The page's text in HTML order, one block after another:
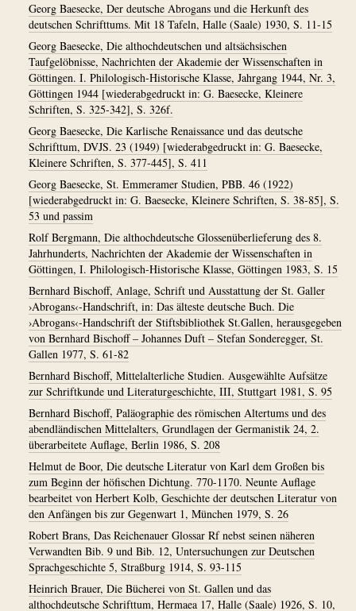
Georg Baesecke, Der deutsche Abrogans und die Herkunft des
deutschen Schrifttums. Mit 18 Tafeln, Halle (Saale) 1930, S. 11-15
Georg Baesecke, Die althochdeutschen und altsächsischen
Taufgelöbnisse, Nachrichten der Akademie der Wissenschaften in
Göttingen. I. Philologisch-Historische Klasse, Jahrgang 1944, Nr. 3,
Göttingen 1944 [wiederabgedruckt in: G. Baesecke, Kleinere
Schriften, S. 325-342], S. 326f.
Georg Baesecke, Die Karlische Renaissance und das deutsche
Schrifttum, DVJS. 23 (1949) [wiederabgedruckt in: G. Baesecke,
Kleinere Schriften, S. 377-445], S. 411
Georg Baesecke, St. Emmeramer Studien, PBB. 46 (1922)
[wiederabgedruckt in: G. Baesecke, Kleinere Schriften, S. 38-85], S.
53 und passim
Rolf Bergmann, Die althochdeutsche Glossenüberlieferung des 8.
Jahrhunderts, Nachrichten der Akademie der Wissenschaften in
Göttingen, I. Philologisch-Historische Klasse, Göttingen 1983, S. 15
Bernhard Bischoff, Anlage, Schrift und Ausstattung der St. Galler
›Abrogans‹-Handschrift, in: Das älteste deutsche Buch. Die
›Abrogans‹-Handschrift der Stiftsbibliothek St.Gallen, herausgegeben
von Bernhard Bischoff – Johannes Duft – Stefan Sonderegger, St.
Gallen 1977, S. 61-82
Bernhard Bischoff, Mittelalterliche Studien. Ausgewählte Aufsätze
zur Schriftkunde und Literaturgeschichte, III, Stuttgart 1981, S. 95
Bernhard Bischoff, Paläographie des römischen Altertums und des
abendländischen Mittelalters, Grundlagen der Germanistik 24, 2.
überarbeitete Auflage, Berlin 1986, S. 208
Helmut de Boor, Die deutsche Literatur von Karl dem Großen bis
zum Beginn der höfischen Dichtung. 770-1170. Neunte Auflage
bearbeitet von Herbert Kolb, Geschichte der deutschen Literatur von
den Anfängen bis zur Gegenwart 1, München 1979, S. 26
Robert Brans, Das Reichenauer Glossar Rf nebst seinen näheren
Verwandten Bib. 9 und Bib. 12, Untersuchungen zur Deutschen
Sprachgeschichte 5, Straßburg 1914, S. 93-115
Heinrich Brauer, Die Bücherei von St. Gallen und das
althochdeutsche Schrifttum, Hermaea 17, Halle (Saale) 1926, S. 10,